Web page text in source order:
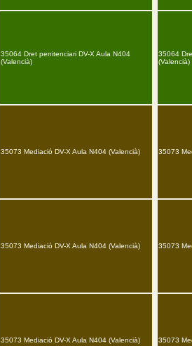
35064 Dret penitenciari DV-X Aula N404
(Valencià)
35073 Mediació DV-X Aula N404 (Valencià)
35073 Mediació DV-X Aula N404 (Valencià)
35073 Mediació DV-X Aula N404 (Valencià)
35064
(Valencià)
35073
35073
35073